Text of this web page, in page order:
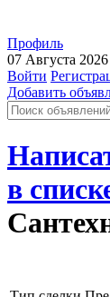
Профиль
07 Августа
Войти
Добавить
в